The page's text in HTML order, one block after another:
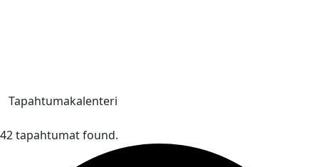
Tapahtumakalenteri
42 tapahtumat found.